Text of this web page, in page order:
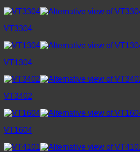
VT3304
VT1304
VT3402
VT1604